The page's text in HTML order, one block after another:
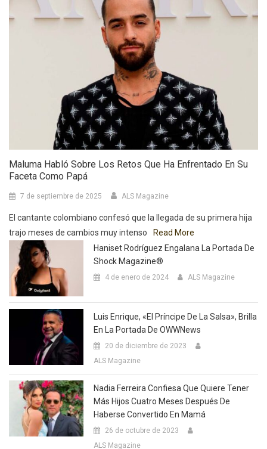
Maluma Habló Sobre Los Retos Que Ha Enfrentado En Su
Faceta Como Papá
7 de septiembre de 2025 ALS Magazine
El cantante colombiano confesó que la llegada de su primera hija
trajo meses de cambios muy intenso
Read More
Haniset Rodríguez Engalana La Portada De
Shock Magazine®
4 de enero de 2024 ALS Magazine
Luis Enrique, «El Príncipe De La Salsa», Brilla
En La Portada De OWWNews
20 de diciembre de 2023
ALS Magazine
Nadia Ferreira Confiesa Que Quiere Tener
Más Hijos Cuatro Meses Después De
Haberse Convertido En Mamá
26 de octubre de 2023
ALS Magazine